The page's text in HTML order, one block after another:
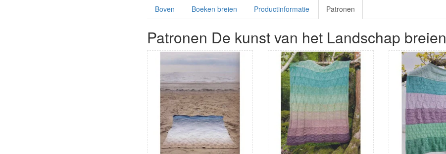
Boven Boeken breien Productinformatie Patronen
Patronen De kunst van het Landschap breien